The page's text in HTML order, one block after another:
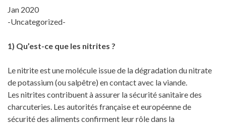
Jan 2020
-Uncategorized-
1) Qu’est-ce que les nitrites ?
Le nitrite est une molécule issue de la dégradation du nitrate
de potassium (ou salpêtre) en contact avec la viande.
Les nitrites contribuent à assurer la sécurité sanitaire des
charcuteries. Les autorités française et européenne de
sécurité des aliments confirment leur rôle dans la